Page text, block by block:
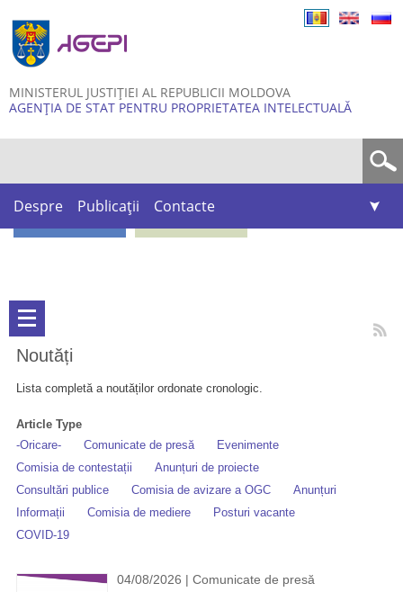
MINISTERUL JUSTIȚIEI AL REPUBLICII MOLDOVA
AGENȚIA DE STAT PENTRU PROPRIETATEA INTELECTUALĂ
Despre Publicații Contacte
Noutăți
Lista completă a noutăților ordonate cronologic.
Article Type
-Oricare-
Comunicate de presă
Evenimente
Comisia de contestații
Anunțuri de proiecte
Consultări publice
Comisia de avizare a OGC
Anunțuri
Informații
Comisia de mediere
Posturi vacante
COVID-19
04/08/2026 | Comunicate de presă